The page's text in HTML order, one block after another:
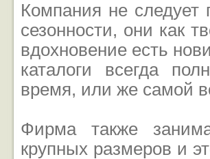
Компания не следует
сезонности, они как
вдохновение есть
каталоги всегда
время, или же самой
Фирма также
крупных размеров и